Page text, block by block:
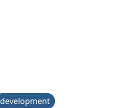
development